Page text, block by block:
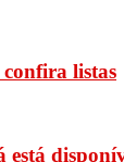
confira listas